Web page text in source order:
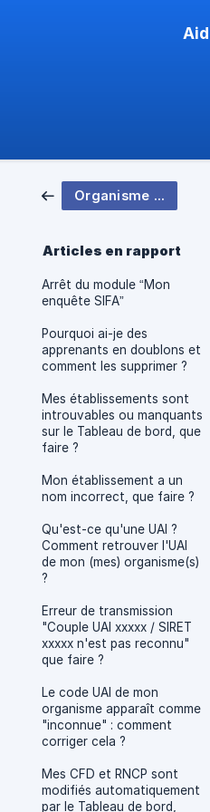
Organisme de formation, CFA
Articles en rapport
Arrêt du module “Mon
enquête SIFA”
Pourquoi ai-je des
apprenants en doublons et
comment les supprimer ?
Mes établissements sont
introuvables ou manquants
sur le Tableau de bord, que
faire ?
Mon établissement a un
nom incorrect, que faire ?
Qu'est-ce qu'une UAI ?
Comment retrouver l'UAI
de mon (mes) organisme(s)
?
Erreur de transmission
"Couple UAI xxxxx / SIRET
xxxxx n'est pas reconnu"
que faire ?
Le code UAI de mon
organisme apparaît comme
"inconnue" : comment
corriger cela ?
Mes CFD et RNCP sont
modifiés automatiquement
par le Tableau de bord,